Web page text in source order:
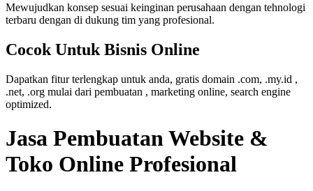
Mewujudkan konsep sesuai keinginan perusahaan dengan tehnologi
terbaru dengan di dukung tim yang profesional.
Cocok Untuk Bisnis Online
Dapatkan fitur terlengkap untuk anda, gratis domain .com, .my.id ,
.net, .org mulai dari pembuatan , marketing online, search engine
optimized.
Jasa Pembuatan Website &
Toko Online Profesional